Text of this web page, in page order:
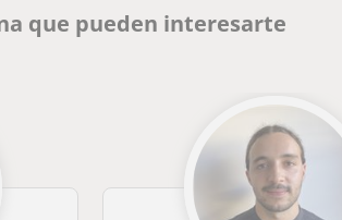
que pueden interesarte